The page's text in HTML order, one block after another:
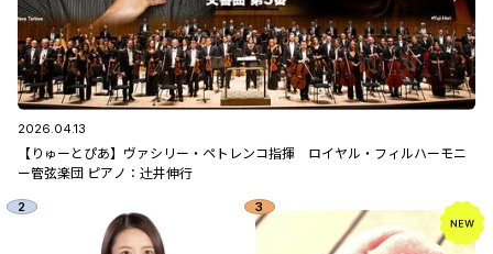
2026.04.13
【りゅーとぴあ】ヴァシリー・ペトレンコ指揮 ロイヤル・フィルハーモニ
ー管弦楽団 ピアノ：辻󠄀井伸行